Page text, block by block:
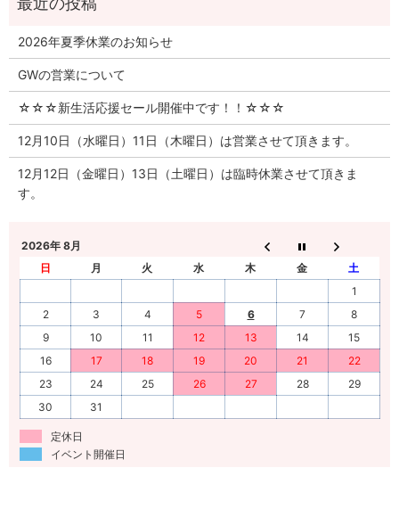
2026年夏季休業のお知らせ
GWの営業について
☆☆☆新生活応援セール開催中です！！☆☆☆
12月10日（水曜日）11日（木曜日）は営業させて頂きます。
12月12日（金曜日）13日（土曜日）は臨時休業させて頂きま
す。
2026年 8月
日
月 火 水 木 金
土
1
2
3 4 5 6 7
8
9
10 11 12 13 14
15
16
17 18 19 20 21
22
23
24 25 26 27 28
29
30
31
定休日
イベント開催日